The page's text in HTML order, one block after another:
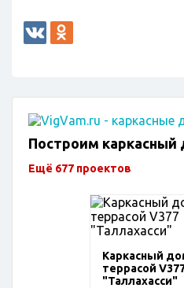
Построим
Ещё 677 проектов
Каркасный
террасой
"Таллахасси"